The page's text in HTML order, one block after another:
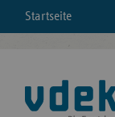
Startseite